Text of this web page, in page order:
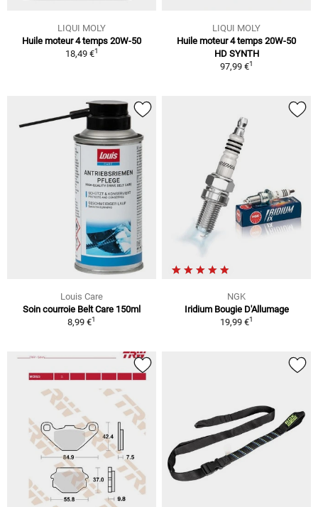
LIQUI MOLY
Huile moteur 4 temps 20W-50
18,49 €1
LIQUI MOLY
Huile moteur 4 temps 20W-50
HD SYNTH
97,99 €1
Louis Care
Soin courroie Belt Care 150ml
8,99 €1
NGK
Iridium Bougie D'Allumage
19,99 €1